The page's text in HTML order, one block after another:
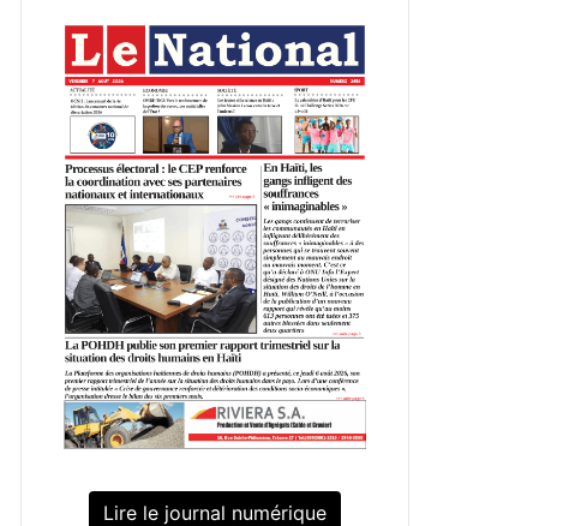
Lire le journal numérique